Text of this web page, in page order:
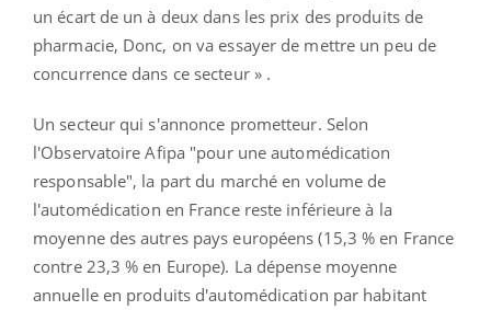
un écart de un à deux dans les prix des produits de
pharmacie, Donc, on va essayer de mettre un peu de
concurrence dans ce secteur » .
Un secteur qui s'annonce prometteur. Selon
l'Observatoire Afipa "pour une automédication
responsable", la part du marché en volume de
l'automédication en France reste inférieure à la
moyenne des autres pays européens (15,3 % en France
contre 23,3 % en Europe). La dépense moyenne
annuelle en produits d'automédication par habitant